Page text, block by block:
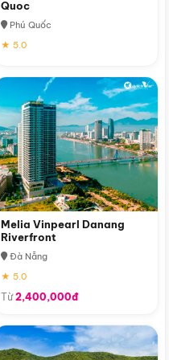
Quoc
Phú Quốc
★ 5.0
Melia Vinpearl Danang
Riverfront
Đà Nẵng
★ 5.0
Từ2,400,000đ